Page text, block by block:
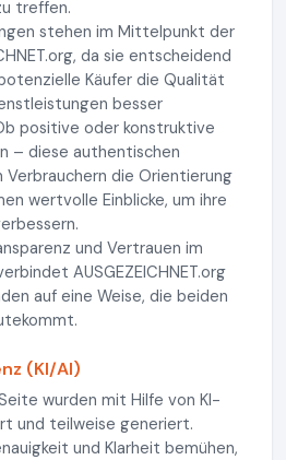
treffen.
stehen im Mittelpunkt der
da sie entscheidend
Käufer die Qualität
besser
positive oder konstruktive
– diese authentischen
die Orientierung
wertvolle Einblicke, um ihre
und Vertrauen im
AUSGEZEICHNET.org
auf eine Weise, die beiden
(KI/AI)
wurden mit Hilfe von KI-
und teilweise generiert.
und Klarheit bemühen,